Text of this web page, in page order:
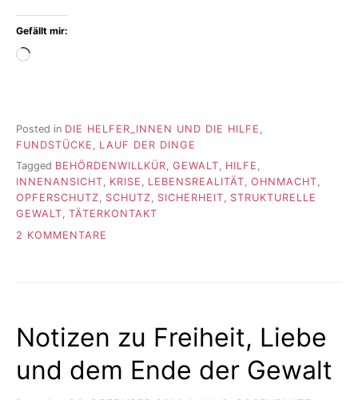
Gefällt mir:
Wird
Posted in DIE HELFER_INNEN UND DIE HILFE
FUNDSTÜCKE
LAUF DER DINGE
Tagged BEHÖRDENWILLKÜR, GEWALT, HILFE ,
INNENANSICHT, KRISE , LEBENSREALITÄT, OHNMACHT,
OPFERSCHUTZ, SCHUTZ, SICHERHEIT, STRUKTURELLE
GEWALT, TÄTERKONTAKT
2 KOMMENTARE
Notizen zu Freiheit, Liebe
und dem Ende der Gewalt